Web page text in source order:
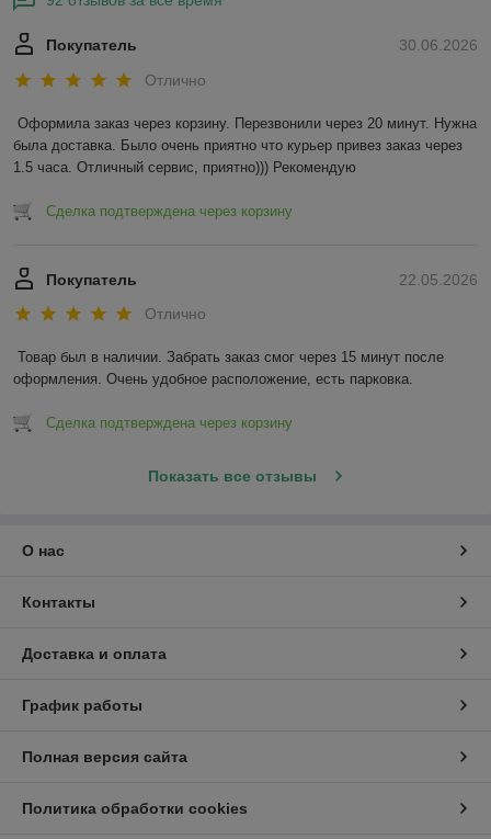
30.06.2026
Покупатель
Отлично
Оформила заказ через корзину. Перезвонили через 20 минут. Нужна
была доставка. Было очень приятно что курьер привез заказ через
1.5 часа. Отличный сервис, приятно))) Рекомендую
Сделка подтверждена через корзину
22.05.2026
Покупатель
Отлично
Товар был в наличии. Забрать заказ смог через 15 минут после
оформления. Очень удобное расположение, есть парковка.
Сделка подтверждена через корзину
Показать все отзывы
О нас
Контакты
Доставка и оплата
График работы
Полная версия сайта
Политика обработки cookies